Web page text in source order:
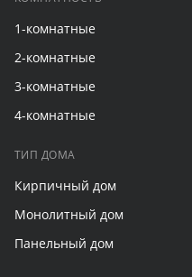
1-комнатные
2-комнатные
3-комнатные
4-комнатные
ТИП ДОМА
Кирпичный дом
Монолитный дом
Панельный дом